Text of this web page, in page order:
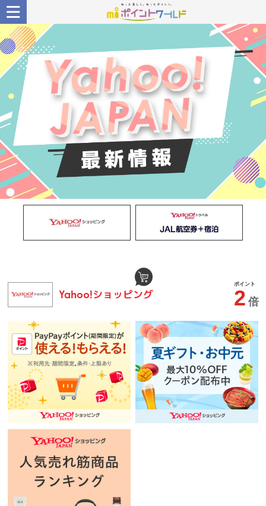
Yahoo!ショッピング
ポイント
2 倍